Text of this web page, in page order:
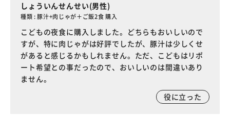
しょういんせんせい(男性)
種類 : 豚汁+肉じゃが＋ご飯2食 購入
こどもの夜食に購入しました。どちらもおいしいので
すが、特に肉じゃがは好評でしたが、豚汁は少しくせ
があると感じるかもしれません。ただ、こどもはリポ
ート希望との事だったので、おいしいのは間違いあり
ません。
役に立った